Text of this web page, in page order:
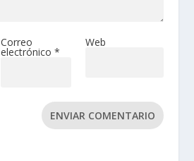
Correo
electrónico *
Web
ENVIAR COMENTARIO